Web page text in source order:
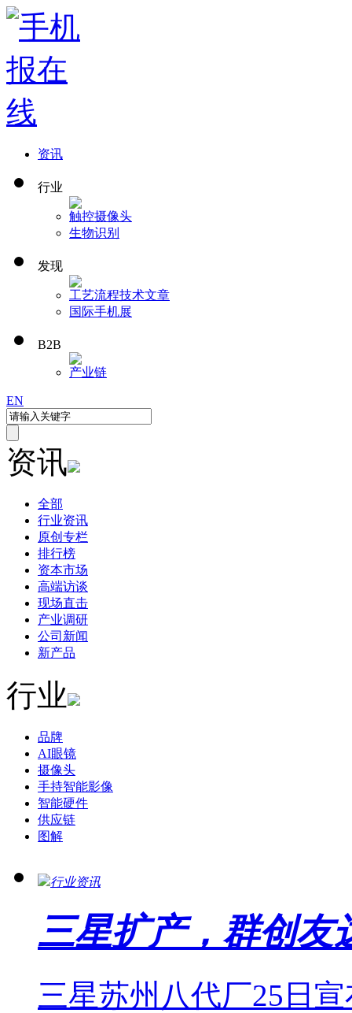
资讯
行业
触控摄像头
生物识别
发现
工艺流程技术文章
国际手机展
B2B
产业链
EN
资讯
全部
行业资讯
原创专栏
排行榜
资本市场
高端访谈
现场直击
产业调研
公司新闻
新产品
行业
品牌
AI眼镜
摄像头
手持智能影像
智能硬件
供应链
图解
行业资讯
三星扩产，群创友
三星苏州八代厂25日